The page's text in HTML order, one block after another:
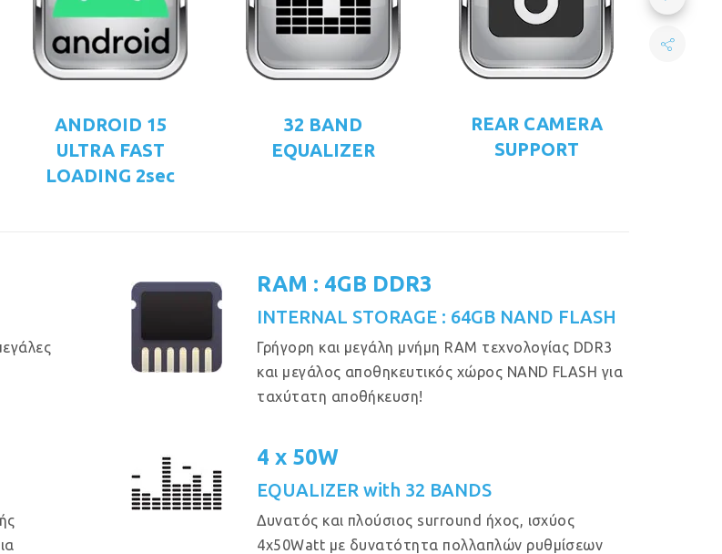
ANDROID 15
ULTRA FAST
LOADING 2sec
32 BAND
EQUALIZER
REAR CAMERA
SUPPORT
RAM : 4GB DDR3
INTERNAL STORAGE : 64GB NAND FLASH
Γρήγορη και μεγάλη μνήμη RAM τεχνολογίας DDR3
και μεγάλος αποθηκευτικός χώρος NAND FLASH για
ταχύτατη αποθήκευση!
4 x 50W
EQUALIZER with 32 BANDS
Δυνατός και πλούσιος surround ήχος, ισχύος
4x50Watt με δυνατότητα πολλαπλών ρυθμίσεων